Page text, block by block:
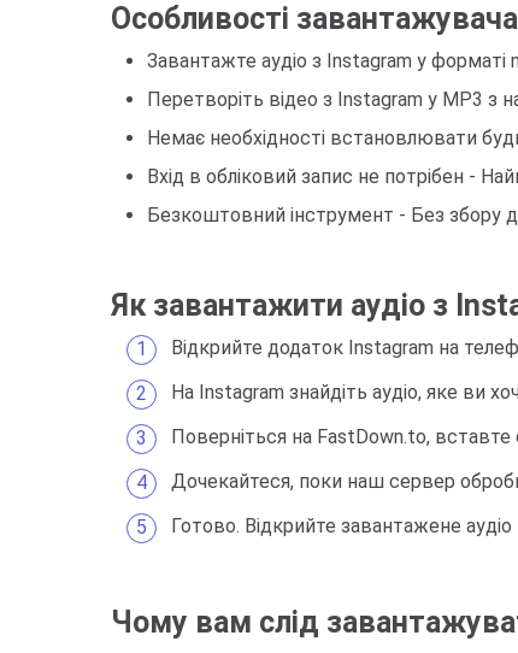
Особливості
Завантажте аудіо з Instagram у форматі
Перетворіть відео з Instagram у MP3 з
Немає необхідності встановлювати
Вхід в обліковий запис не потрібен -
Безкоштовний інструмент - Без збору
Як завантажити аудіо з
Відкрийте додаток Instagram на
На Instagram знайдіть аудіо, яке ви
Поверніться на FastDown.to,
Дочекайтеся, поки наш сервер
Готово. Відкрийте завантажене
Чому вам слід